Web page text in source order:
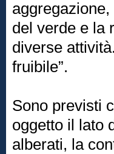
del verde e la
diverse
fruibile”.
Sono previsti
oggetto il lato
alberati, la